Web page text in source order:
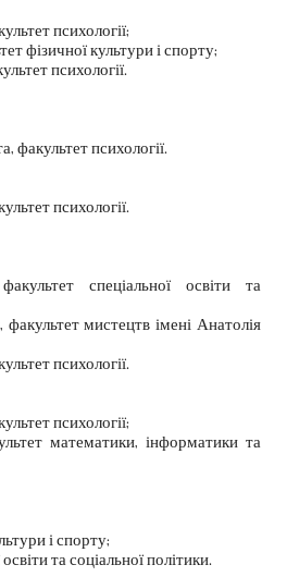
психології;
фізичної культури і спорту;
психології.
факультет психології.
психології.
спеціальної освіти та
факультет мистецтв імені Анатолія
психології.
психології;
математики, інформатики та
і спорту;
та соціальної політики.